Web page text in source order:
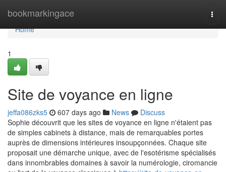
bookmarkingace
Home
Home
1
Site de voyance en ligne
jeffa086zks5 607 days ago News
Discuss
Sophie découvrit que les sites de voyance en ligne n'étaient pas
de simples cabinets à distance, mais de remarquables portes
auprès de dimensions intérieures insoupçonnées. Chaque site
proposait une démarche unique, avec de l'esotérisme spécialisés
dans innombrables domaines à savoir la numérologie, ciromancie